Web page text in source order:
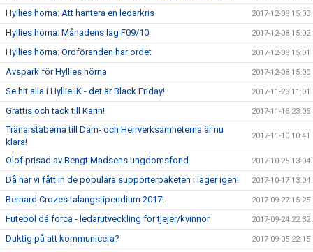
Hyllies hörna: Att hantera en ledarkris 2017-12-08 15:03
Hyllies hörna: Månadens lag F09/10 2017-12-08 15:02
Hyllies hörna: Ordföranden har ordet 2017-12-08 15:01
Avspark för Hyllies hörna 2017-12-08 15:00
Se hit alla i Hyllie IK - det är Black Friday! 2017-11-23 11:01
Grattis och tack till Karin! 2017-11-16 23:06
Tränarstaberna till Dam- och Herrverksamheterna är nu
klara!
2017-11-10 10:41
Olof prisad av Bengt Madsens ungdomsfond 2017-10-25 13:04
Då har vi fått in de populära supporterpaketen i lager igen! 2017-10-17 13:04
Bernard Crozes talangstipendium 2017! 2017-09-27 15:25
Futebol dá forca - ledarutveckling för tjejer/kvinnor 2017-09-24 22:32
Duktig på att kommunicera? 2017-09-05 22:15